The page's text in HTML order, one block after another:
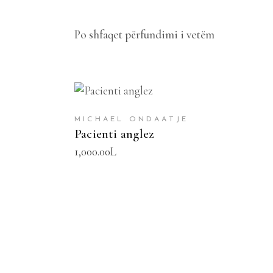
Po shfaqet përfundimi i vetëm
SHTOJE NË SHPORTË
MICHAEL ONDAATJE
Pacienti anglez
1,000.00L